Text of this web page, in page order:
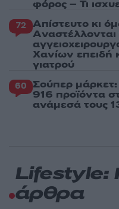
φόρος – Τι
72 Απίστευτο κι
Χανίων επειδή
γιατρού
60 Σούπερ μάρκετ:
916 προϊόντα
ανάμεσά τους
Lifestyle:
άρθρα